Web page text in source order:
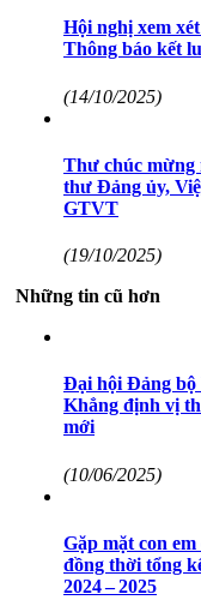
Hội nghị xem
Thông báo kết
(14/10/2025)
Thư chúc mừng
thư Đảng ủy,
GTVT
(19/10/2025)
Những tin cũ hơn
Đại hội Đảng
Khẳng định vị
mới
(10/06/2025)
Gặp mặt con
đồng thời tổng
2024 – 2025